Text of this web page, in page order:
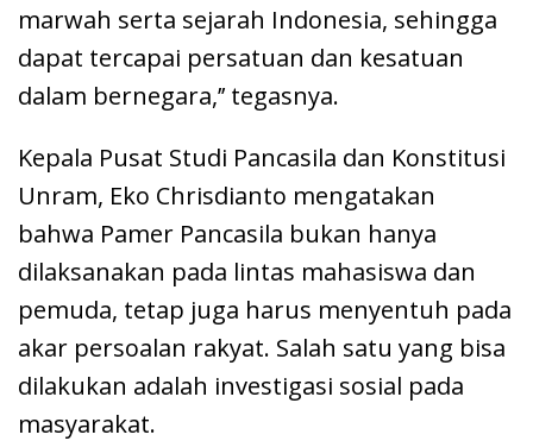
marwah serta sejarah Indonesia, sehingga
dapat tercapai persatuan dan kesatuan
dalam bernegara,’’ tegasnya.
Kepala Pusat Studi Pancasila dan Konstitusi
Unram, Eko Chrisdianto mengatakan
bahwa Pamer Pancasila bukan hanya
dilaksanakan pada lintas mahasiswa dan
pemuda, tetap juga harus menyentuh pada
akar persoalan rakyat. Salah satu yang bisa
dilakukan adalah investigasi sosial pada
masyarakat.